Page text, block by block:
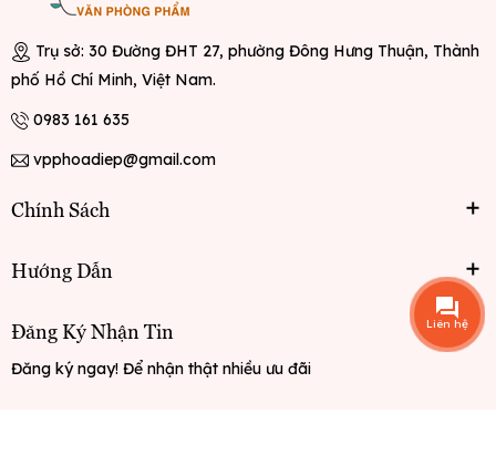
Trụ sở: 30 Đường ĐHT 27, phường Đông Hưng Thuận, Thành
phố Hồ Chí Minh, Việt Nam.
0983 161 635
vpphoadiep@gmail.com
Chính Sách
Hướng Dẫn
Đăng Ký Nhận Tin
Đăng ký ngay! Để nhận thật nhiều ưu đãi
Liên hệ